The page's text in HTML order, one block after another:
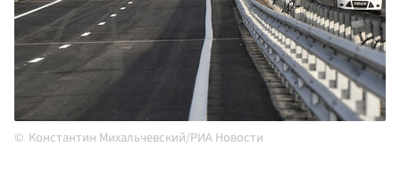
Константин Михальчевский/РИА Новости